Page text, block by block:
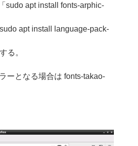
sudo apt install fonts-arphic-
apt install language-pack-
る。
ーとなる場合は fonts-takao-